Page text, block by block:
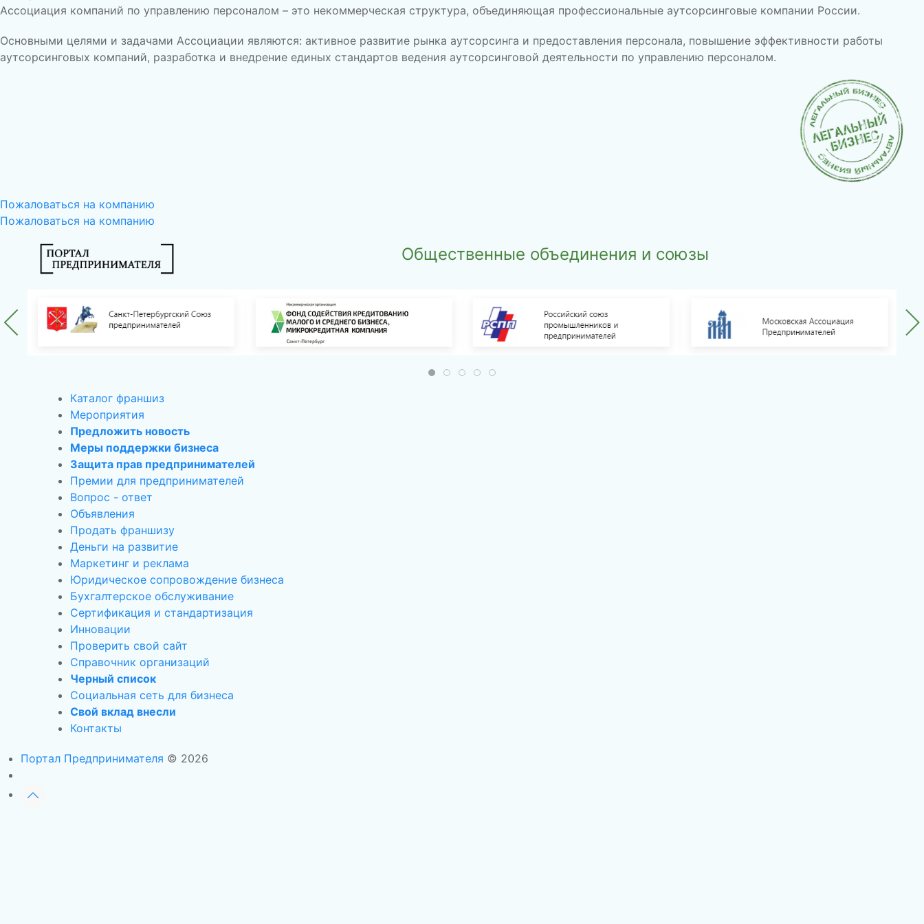
Ассоциация компаний по управлению персоналом – это некоммерческая структура, объединяющая профессиональные аутсорсинговые компании России.
Основными целями и задачами Ассоциации являются: активное развитие рынка аутсорсинга и предоставления персонала, повышение эффективности работы
аутсорсинговых компаний, разработка и внедрение единых стандартов ведения аутсорсинговой деятельности по управлению персоналом.
Пожаловаться на компанию
Пожаловаться на компанию
Общественные объединения и союзы
Каталог франшиз
Мероприятия
Предложить новость
Меры поддержки бизнеса
Защита прав предпринимателей
Премии для предпринимателей
Вопрос - ответ
Объявления
Продать франшизу
Деньги на развитие
Маркетинг и реклама
Юридическое сопровождение бизнеса
Бухгалтерское обслуживание
Сертификация и стандартизация
Инновации
Проверить свой сайт
Справочник организаций
Черный список
Социальная сеть для бизнеса
Свой вклад внесли
Контакты
Портал Предпринимателя © 2026